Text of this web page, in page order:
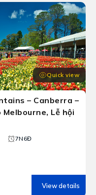
Quick view
– Canberra –
Lễ hội
7N6Đ
View details